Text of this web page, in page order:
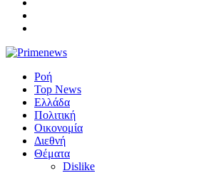
Ροή
Top News
Ελλάδα
Πολιτική
Οικονομία
Διεθνή
Θέματα
Dislike